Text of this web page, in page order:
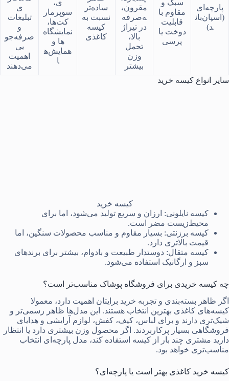
پارچه‌ای
(اسپان‌بان
د)
سبک و
مقاوم با
قابلیت
دوخت یا
پرسی
مقرون‌ب
ه‌صرفه
در تیراژ
بالا،
تحمل
وزن
بیشتر
ساده‌تر
نسبت به
کیسه
کاغذی
ی،
سوپرمار
کت‌ها،
نمایشگاه‌
ها و
همایش‌ه
ا
ی
تبلیغات
و
صرفه‌جو
یی
اهمیت
می‌دهند
سایر انواع کیسه خرید
کیسه خرید
کیسه نایلونی: ارزان و سریع تولید می‌شود، اما برای
محیط‌زیست مضر است.
کیسه برزنتی: بسیار مقاوم و مناسب محصولات سنگین، اما
قیمت بالاتری دارد.
کیسه متقال: دوستدار طبیعت و بادوام، بیشتر برای برندهای
سبز و ارگانیک استفاده می‌شود.
چه کیسه خریدی برای فروشگاه پوشاک مناسب‌تر است؟
اگر ظاهر بسته‌بندی و تجربه خرید برایتان اهمیت دارد، معمولا
کیسه‌های کاغذی بهترین انتخاب هستند. این مدل‌ها ظاهر رسمی‌تر و
شیک‌تری دارند و برای لباس، کیف، کفش، لوازم آرایشی و هدایای
فروشگاهی بسیار پرکاربردند. اگر محصول وزن بیشتری دارد یا انتظار
دارید مشتری چند بار از کیسه استفاده کند، مدل پارچه‌ای انتخاب
مناسب‌تری خواهد بود.
کیسه خرید کاغذی بهتر است یا پارچه‌ای؟